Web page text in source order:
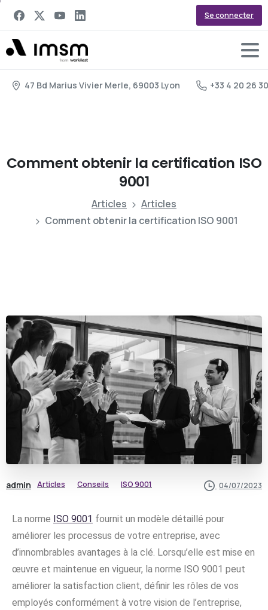
Se connecter
47 Bd Marius Vivier Merle, 69003 Lyon +33 4 20 26
Comment obtenir la certification ISO
9001
Articles
Articles
Comment obtenir la certification ISO 9001
admin Articles Conseils ISO 9001 04/07/2023
La norme ISO 9001 fournit un modèle détaillé pour
améliorer les processus de votre entreprise, avec
d’innombrables avantages à la clé. Lorsqu’elle est mise en
œuvre et maintenue en vigueur, la norme ISO 9001 peut
améliorer la satisfaction client, définir les rôles de vos
employés conformément à votre vision de l’entreprise,